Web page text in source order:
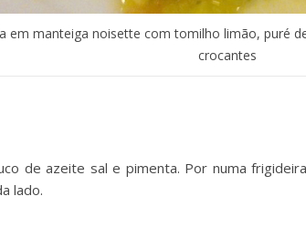
em manteiga noisette com tomilho limão, puré
crocantes
de azeite sal e pimenta. Por numa
lado.